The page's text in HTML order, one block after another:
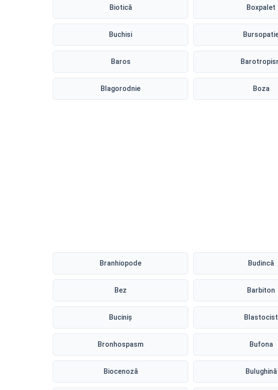
Biotică Boxpalet
Buchisi
Baros
Blagorodnie Boza
Branhiopode Budincă
Bez Barbiton
Buciniș Blastocist
Bronhospasm Bufona
Biocenoză Bulughină